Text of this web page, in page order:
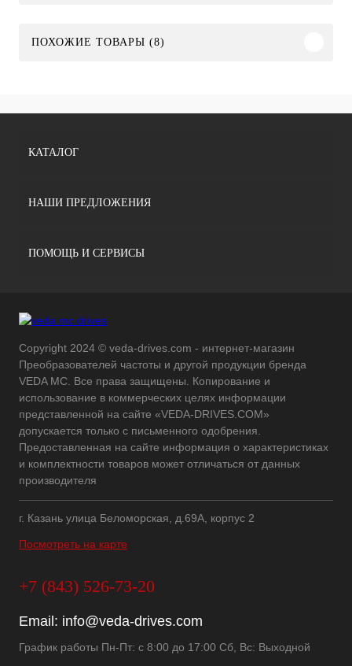
ПОХОЖИЕ ТОВАРЫ (8)
КАТАЛОГ
НАШИ ПРЕДЛОЖЕНИЯ
ПОМОЩЬ И СЕРВИСЫ
Copyright 2024 © veda-drives.com - интернет-магазин
Преобразователей частоты и другой продукции бренда
VEDA MC. Все права защищены. Копирование и
использование в коммерческих целях информации
представленной на сайте «VEDA-DRIVES.COM»
допускается только с письменного одобрения.
Предоставленная на сайте информация о характеристиках
и комплектности товаров может отличаться от данных
производителя
г. Казань улица Беломорская, д.69А, корпус 2
Посмотреть на карте
+7 (843) 526-73-20
Email: info@veda-drives.com
График работы Пн-Пт: с 8:00 до 17:00 Сб, Вс: Выходной